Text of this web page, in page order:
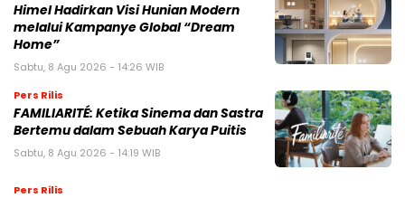
Himel Hadirkan Visi Hunian Modern
melalui Kampanye Global “Dream
Home”
Sabtu, 8 Agu 2026 - 14:26 WIB
Pers Rilis
FAMILIARITÉ: Ketika Sinema dan Sastra
Bertemu dalam Sebuah Karya Puitis
Sabtu, 8 Agu 2026 - 14:19 WIB
Pers Rilis